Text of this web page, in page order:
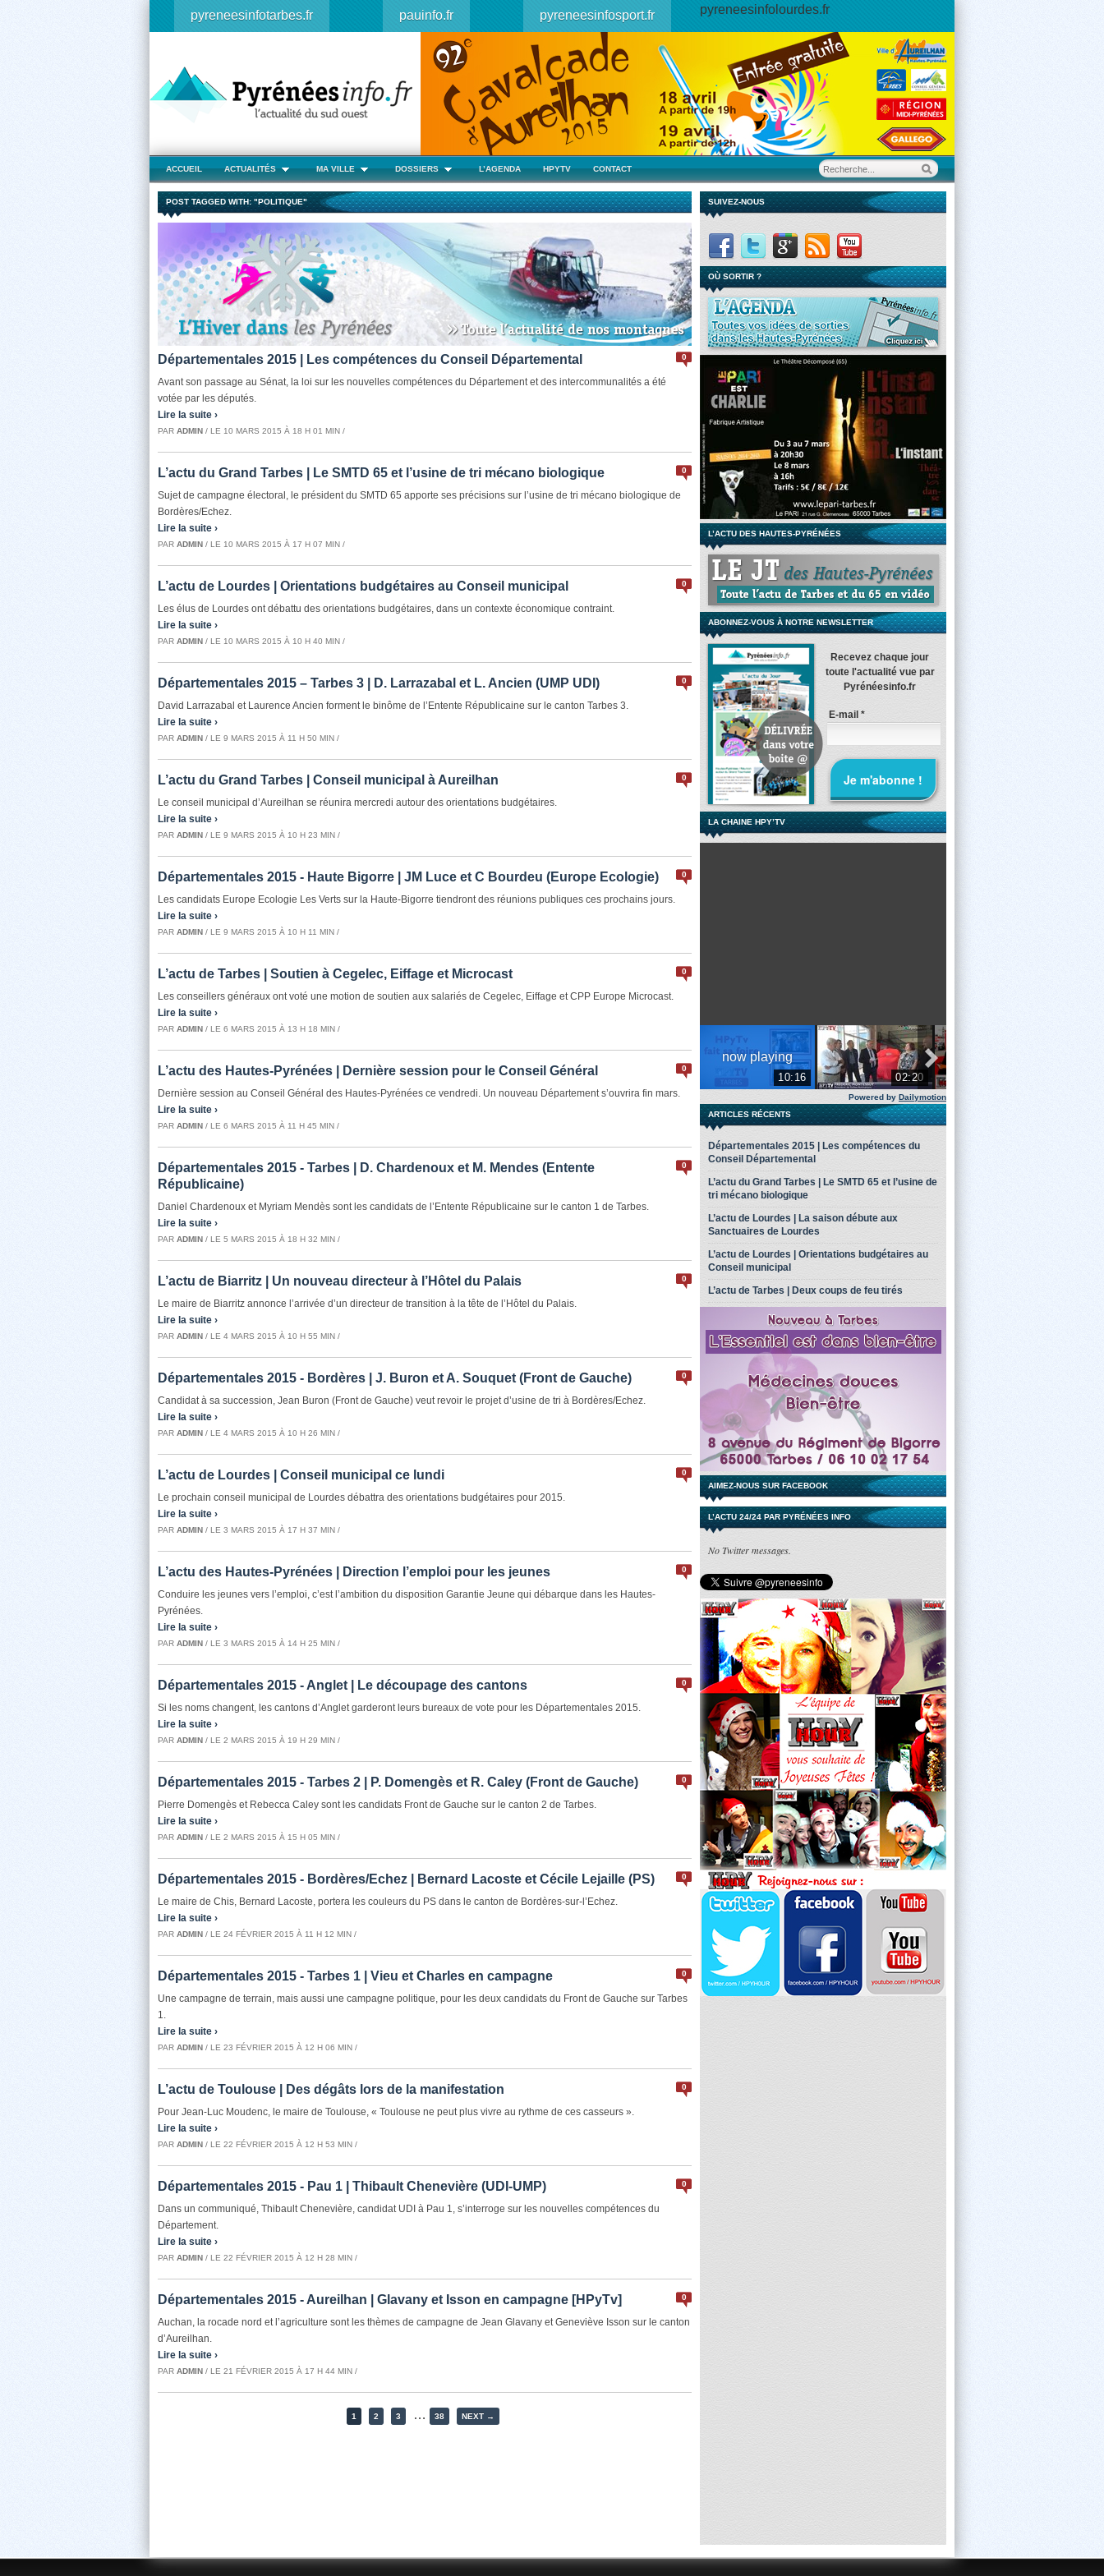
pyreneesinfotarbes.fr pyreneesinfolourdes.fr
pauinfo.fr pyreneesinfosport.fr
ACCUEIL ACTUALITÉS MA VILLE DOSSIERS L’AGENDA HPYTV CONTACT
POST TAGGED WITH: "POLITIQUE"
0
Départementales 2015 | Les compétences du Conseil Départemental
Avant son passage au Sénat, la loi sur les nouvelles compétences du Département et des intercommunalités a été
votée par les députés.
Lire la suite ›
PAR ADMIN / LE 10 MARS 2015 À 18 H 01 MIN /
0
L’actu du Grand Tarbes | Le SMTD 65 et l’usine de tri mécano biologique
Sujet de campagne électoral, le président du SMTD 65 apporte ses précisions sur l’usine de tri mécano biologique de
Bordères/Echez.
Lire la suite ›
PAR ADMIN / LE 10 MARS 2015 À 17 H 07 MIN /
0
L’actu de Lourdes | Orientations budgétaires au Conseil municipal
Les élus de Lourdes ont débattu des orientations budgétaires, dans un contexte économique contraint.
Lire la suite ›
PAR ADMIN / LE 10 MARS 2015 À 10 H 40 MIN /
0
Départementales 2015 – Tarbes 3 | D. Larrazabal et L. Ancien (UMP UDI)
David Larrazabal et Laurence Ancien forment le binôme de l’Entente Républicaine sur le canton Tarbes 3.
Lire la suite ›
PAR ADMIN / LE 9 MARS 2015 À 11 H 50 MIN /
0
L’actu du Grand Tarbes | Conseil municipal à Aureilhan
Le conseil municipal d’Aureilhan se réunira mercredi autour des orientations budgétaires.
Lire la suite ›
PAR ADMIN / LE 9 MARS 2015 À 10 H 23 MIN /
0
Départementales 2015 - Haute Bigorre | JM Luce et C Bourdeu (Europe Ecologie)
Les candidats Europe Ecologie Les Verts sur la Haute-Bigorre tiendront des réunions publiques ces prochains jours.
Lire la suite ›
PAR ADMIN / LE 9 MARS 2015 À 10 H 11 MIN /
0
L’actu de Tarbes | Soutien à Cegelec, Eiffage et Microcast
Les conseillers généraux ont voté une motion de soutien aux salariés de Cegelec, Eiffage et CPP Europe Microcast.
Lire la suite ›
PAR ADMIN / LE 6 MARS 2015 À 13 H 18 MIN /
0
L’actu des Hautes-Pyrénées | Dernière session pour le Conseil Général
Dernière session au Conseil Général des Hautes-Pyrénées ce vendredi. Un nouveau Département s’ouvrira fin mars.
Lire la suite ›
PAR ADMIN / LE 6 MARS 2015 À 11 H 45 MIN /
0
Départementales 2015 - Tarbes | D. Chardenoux et M. Mendes (Entente
Républicaine)
Daniel Chardenoux et Myriam Mendès sont les candidats de l’Entente Républicaine sur le canton 1 de Tarbes.
Lire la suite ›
PAR ADMIN / LE 5 MARS 2015 À 18 H 32 MIN /
0
L’actu de Biarritz | Un nouveau directeur à l’Hôtel du Palais
Le maire de Biarritz annonce l’arrivée d’un directeur de transition à la tête de l’Hôtel du Palais.
Lire la suite ›
PAR ADMIN / LE 4 MARS 2015 À 10 H 55 MIN /
0
Départementales 2015 - Bordères | J. Buron et A. Souquet (Front de Gauche)
Candidat à sa succession, Jean Buron (Front de Gauche) veut revoir le projet d’usine de tri à Bordères/Echez.
Lire la suite ›
PAR ADMIN / LE 4 MARS 2015 À 10 H 26 MIN /
0
L’actu de Lourdes | Conseil municipal ce lundi
Le prochain conseil municipal de Lourdes débattra des orientations budgétaires pour 2015.
Lire la suite ›
PAR ADMIN / LE 3 MARS 2015 À 17 H 37 MIN /
0
L’actu des Hautes-Pyrénées | Direction l’emploi pour les jeunes
Conduire les jeunes vers l’emploi, c’est l’ambition du disposition Garantie Jeune qui débarque dans les Hautes-
Pyrénées.
Lire la suite ›
PAR ADMIN / LE 3 MARS 2015 À 14 H 25 MIN /
0
Départementales 2015 - Anglet | Le découpage des cantons
Si les noms changent, les cantons d’Anglet garderont leurs bureaux de vote pour les Départementales 2015.
Lire la suite ›
PAR ADMIN / LE 2 MARS 2015 À 19 H 29 MIN /
0
Départementales 2015 - Tarbes 2 | P. Domengès et R. Caley (Front de Gauche)
Pierre Domengès et Rebecca Caley sont les candidats Front de Gauche sur le canton 2 de Tarbes.
Lire la suite ›
PAR ADMIN / LE 2 MARS 2015 À 15 H 05 MIN /
0
Départementales 2015 - Bordères/Echez | Bernard Lacoste et Cécile Lejaille (PS)
Le maire de Chis, Bernard Lacoste, portera les couleurs du PS dans le canton de Bordères-sur-l’Echez.
Lire la suite ›
PAR ADMIN / LE 24 FÉVRIER 2015 À 11 H 12 MIN /
0
Départementales 2015 - Tarbes 1 | Vieu et Charles en campagne
Une campagne de terrain, mais aussi une campagne politique, pour les deux candidats du Front de Gauche sur Tarbes
1.
Lire la suite ›
PAR ADMIN / LE 23 FÉVRIER 2015 À 12 H 06 MIN /
0
L’actu de Toulouse | Des dégâts lors de la manifestation
Pour Jean-Luc Moudenc, le maire de Toulouse, « Toulouse ne peut plus vivre au rythme de ces casseurs ».
Lire la suite ›
PAR ADMIN / LE 22 FÉVRIER 2015 À 12 H 53 MIN /
0
Départementales 2015 - Pau 1 | Thibault Chenevière (UDI-UMP)
Dans un communiqué, Thibault Chenevière, candidat UDI à Pau 1, s’interroge sur les nouvelles compétences du
Département.
Lire la suite ›
PAR ADMIN / LE 22 FÉVRIER 2015 À 12 H 28 MIN /
0
Départementales 2015 - Aureilhan | Glavany et Isson en campagne [HPyTv]
Auchan, la rocade nord et l’agriculture sont les thèmes de campagne de Jean Glavany et Geneviève Isson sur le canton
d’Aureilhan.
Lire la suite ›
PAR ADMIN / LE 21 FÉVRIER 2015 À 17 H 44 MIN /
1 2 3 … 38 NEXT →
SUIVEZ-NOUS
OÙ SORTIR ?
L’ACTU DES HAUTES-PYRÉNÉES
ABONNEZ-VOUS À NOTRE NEWSLETTER
Recevez chaque jour
toute l'actualité vue par
Pyrénéesinfo.fr
E-mail *
LA CHAINE HPY’TV
Powered by Dailymotion
ARTICLES RÉCENTS
Départementales 2015 | Les compétences du
Conseil Départemental
L’actu du Grand Tarbes | Le SMTD 65 et l’usine de
tri mécano biologique
L’actu de Lourdes | La saison débute aux
Sanctuaires de Lourdes
L’actu de Lourdes | Orientations budgétaires au
Conseil municipal
L’actu de Tarbes | Deux coups de feu tirés
AIMEZ-NOUS SUR FACEBOOK
L’ACTU 24/24 PAR PYRÉNÉES INFO
No Twitter messages.